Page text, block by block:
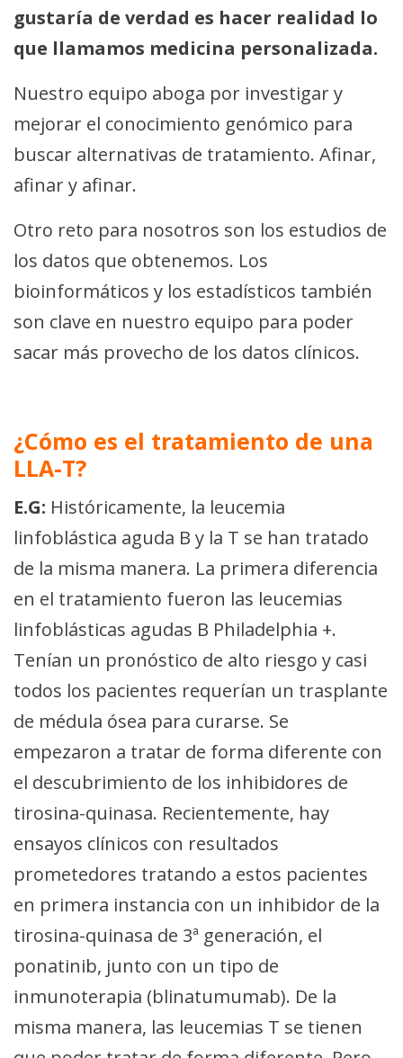
gustaría de verdad es hacer realidad lo
que llamamos medicina personalizada.
Nuestro equipo aboga por investigar y
mejorar el conocimiento genómico para
buscar alternativas de tratamiento. Afinar,
afinar y afinar.
Otro reto para nosotros son los estudios de
los datos que obtenemos. Los
bioinformáticos y los estadísticos también
son clave en nuestro equipo para poder
sacar más provecho de los datos clínicos.
¿Cómo es el tratamiento de una
LLA-T?
E.G: Históricamente, la leucemia
linfoblástica aguda B y la T se han tratado
de la misma manera. La primera diferencia
en el tratamiento fueron las leucemias
linfoblásticas agudas B Philadelphia +.
Tenían un pronóstico de alto riesgo y casi
todos los pacientes requerían un trasplante
de médula ósea para curarse. Se
empezaron a tratar de forma diferente con
el descubrimiento de los inhibidores de
tirosina-quinasa. Recientemente, hay
ensayos clínicos con resultados
prometedores tratando a estos pacientes
en primera instancia con un inhibidor de la
tirosina-quinasa de 3ª generación, el
ponatinib, junto con un tipo de
inmunoterapia (blinatumumab). De la
misma manera, las leucemias T se tienen